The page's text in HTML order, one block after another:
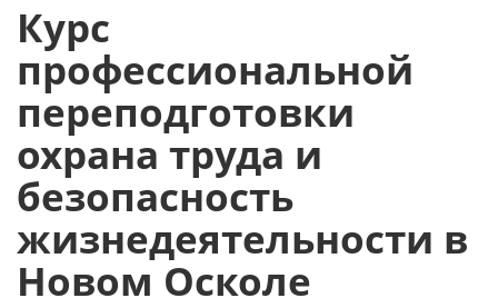
Курс
профессиональной
переподготовки
охрана труда и
безопасность
жизнедеятельности в
Новом Осколе